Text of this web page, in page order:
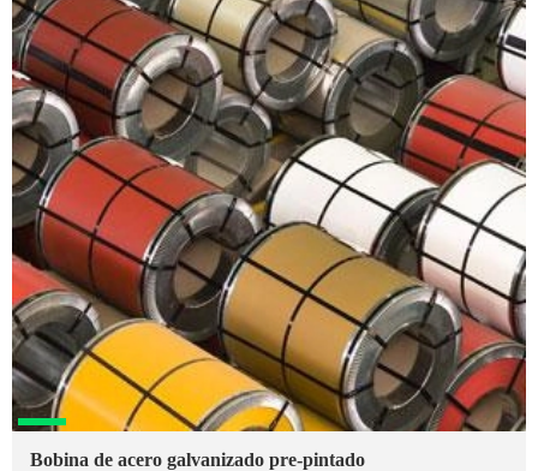
Bobina de acero galvanizado pre-pintado